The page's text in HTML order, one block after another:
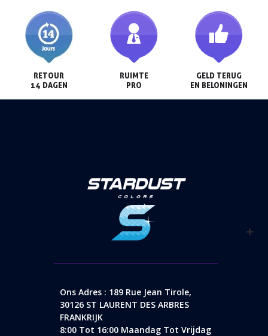
RETOUR
14 DAGEN
RUIMTE
PRO
GELD TERUG
EN BELONINGEN
Ons Adres : 189 Rue Jean Tirole,
30126 ST LAURENT DES ARBRES
FRANKRIJK
8:00 Tot 16:00 Maandag Tot Vrijdag